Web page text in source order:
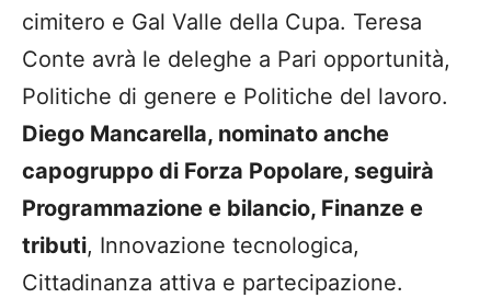
cimitero e Gal Valle della Cupa. Teresa
Conte avrà le deleghe a Pari opportunità,
Politiche di genere e Politiche del lavoro.
Diego Mancarella, nominato anche
capogruppo di Forza Popolare, seguirà
Programmazione e bilancio, Finanze e
tributi, Innovazione tecnologica,
Cittadinanza attiva e partecipazione.